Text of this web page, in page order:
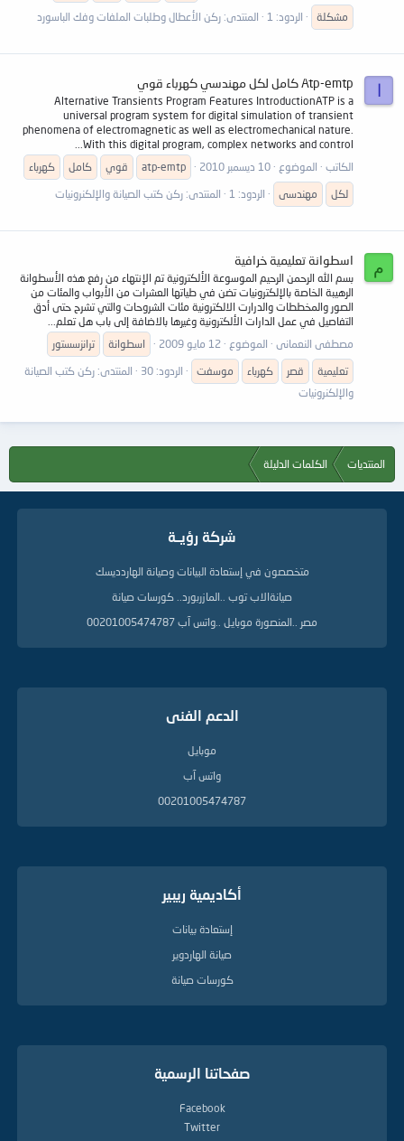
مشكلة
الردود: 1 المنتدى: ركن الأعطال وطلبات الملفات وفك الباسورد
ا Atp-emtp كامل لكل مهندسي كهرباء قوي
Alternative Transients Program Features IntroductionATP is a
universal program system for digital simulation of transient
phenomena of electromagnetic as well as electromechanical nature.
With this digital program, complex networks and control...
الكاتب
الموضوع 10 ديسمبر 2010 atp-emtp قوي كامل
كهرباء
لكل
مهندسى الردود: 1 المنتدى: ركن كتب الصيانة والإلكنرونيات
م اسطوانة تعليمية خرافية
بسم الله الرحمن الرحيم الموسوعة الألكترونية تم الإنتهاء من رفع هذه الأسطوانة
الرهيبة الخاصة بالإلكترونيات تضن في طياتها العشرات من الأبواب والمئات من
الصور والمخططات والدرارت الالكترونية مئات الشروحات والتي تشرح حتى أدق
التفاصيل في عمل الدارات الألكترونية وغيرها بالاضافة إلى باب هل تعلم...
مصطفى النعمانى
الموضوع 12 مايو 2009 اسطوانة
ترانزسستور
تعليمية
قصر كهرباء موسفت الردود: 30 المنتدى: ركن كتب الصيانة
والإلكنرونيات
المنتديات الكلمات الدليلة
شركة رؤيــة
متخصصون في إستعادة البيانات وصيانة الهاردديسك
صيانةالاب توب ..المازربورد.. كورسات صيانة
مصر ..المنصورة موبايل ..واتس آب 00201005474787
الدعم الفنى
موبايل
واتس آب
00201005474787
أكاديمية ريبير
إستعادة بيانات
صيانة الهاردوير
كورسات صيانة
صفحاتنا الرسمية
Facebook
Twitter